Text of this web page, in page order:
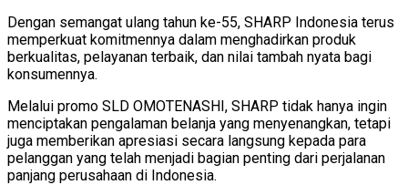
Dengan semangat ulang tahun ke-55, SHARP Indonesia terus
memperkuat komitmennya dalam menghadirkan produk
berkualitas, pelayanan terbaik, dan nilai tambah nyata bagi
konsumennya.
Melalui promo SLD OMOTENASHI, SHARP tidak hanya ingin
menciptakan pengalaman belanja yang menyenangkan, tetapi
juga memberikan apresiasi secara langsung kepada para
pelanggan yang telah menjadi bagian penting dari perjalanan
panjang perusahaan di Indonesia.